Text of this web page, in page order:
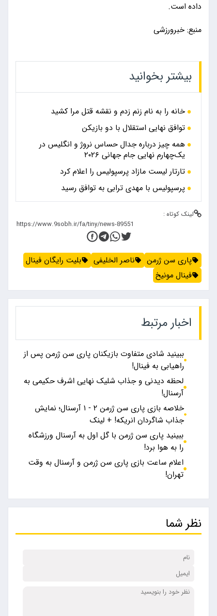
داده است.
منبع: خبرورزشی
بیشتر بخوانید
خانه را به نام زنم زدم و نقشه قتل مرا کشید
توافق نهایی استقلال با دو بازیکن
همه چیز درباره جدال حساس نروژ و انگلیس در
یک‌چهارم نهایی جام جهانی ۲۰۲۶
تارتار لیست مازاد پرسپولیس را اعلام کرد
پرسپولیس با مهدی ترابی به توافق رسید
لینک کوتاه :
پاری سن ژرمن ناصر الخلیفی
بلیت رایگان فینال
فینال مونیخ
اخبار مرتبط
ببینید شادی متفاوت بازیکنان پاری سن ژرمن پس از
راهیابی به فینال!
لحظه دیدنی و جذاب شلیک نهایی اشرف حکیمی به
آرسنال!
خلاصه بازی پاری‌ سن‌ ژرمن ۲ - ۱ آرسنال؛ نمایش
جذاب شاگردان انریکه! + لینک
ببینید پاری سن ژرمن با گل اول به آرسنال ورزشگاه
را به هوا برد!
اعلام ساعت بازی پاری سن ژرمن و آرسنال به وقت
تهران!
نظر شما